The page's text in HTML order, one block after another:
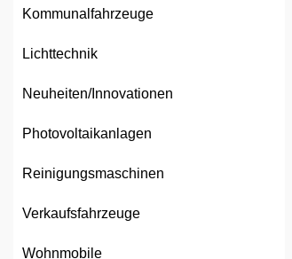
Kommunalfahrzeuge
Lichttechnik
Neuheiten/Innovationen
Photovoltaikanlagen
Reinigungsmaschinen
Verkaufsfahrzeuge
Wohnmobile